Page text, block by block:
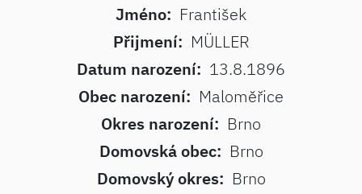
Jméno: František
Přijmení: MÜLLER
Datum narození: 13.8.1896
Obec narození: Maloměřice
Okres narození: Brno
Domovská obec: Brno
Domovský okres: Brno